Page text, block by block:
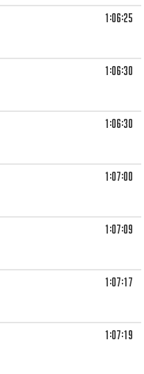
1:06:25
1:06:30
1:06:30
1:07:00
1:07:09
1:07:17
1:07:19